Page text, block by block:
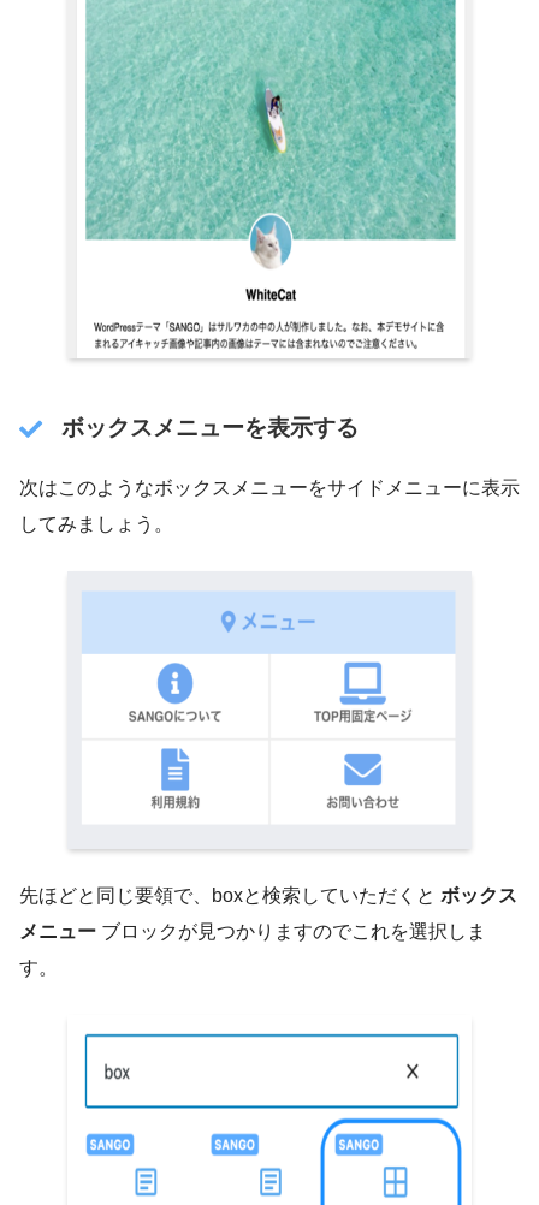
ボックスメニューを表示する
次はこのようなボックスメニューをサイドメニューに表示
してみましょう。
先ほどと同じ要領で、boxと検索していただくと ボックス
メニュー ブロックが見つかりますのでこれを選択しま
す。